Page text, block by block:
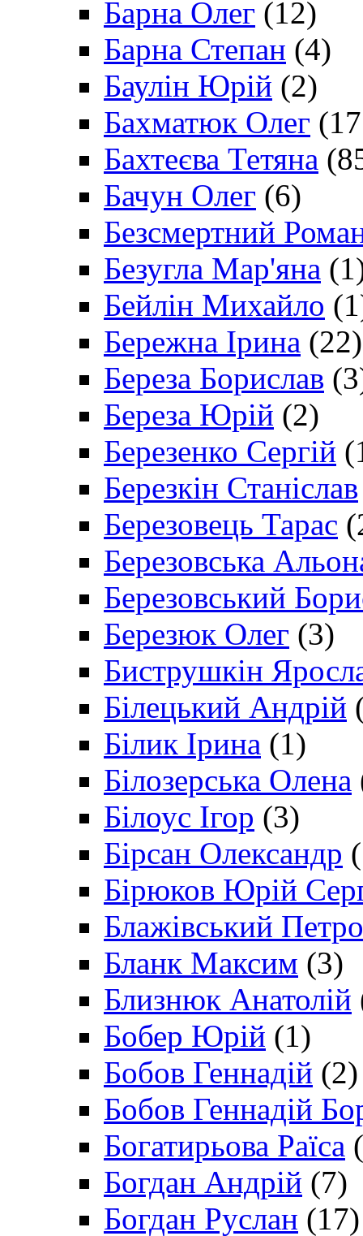
Барна Олег (12)
Барна Степан (4)
Баулін Юрій (2)
Бахматюк Олег
Бахтеєва Тетяна
Бачун Олег (6)
Безсмертний
Безугла Мар'яна
Бейлін Михайло
Бережна Ірина (22)
Береза Борислав
Береза Юрій (2)
Березенко Сергій
Березкін Станіслав
Березовець Тарас
Березовська
Березовський
Березюк Олег (3)
Биструшкін
Білецький Андрій
Білик Ірина (1)
Білозерська Олена
Білоус Ігор (3)
Бірсан Олександр
Бірюков Юрій
Блажівський Петро
Бланк Максим (3)
Близнюк Анатолій
Бобер Юрій (1)
Бобов Геннадій (2)
Бобов Геннадій
Богатирьова Раїса
Богдан Андрій (7)
Богдан Руслан (17)